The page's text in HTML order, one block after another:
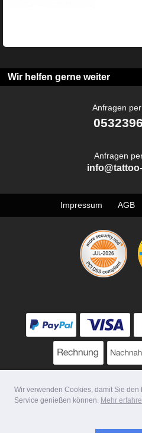
Wir verwenden Cookies, damit Sie den
Service genießen können. Mehr
Wir helfen gerne weiter
Anfragen
Anfragen
Impressum AGB
Alle Preise zzgl.